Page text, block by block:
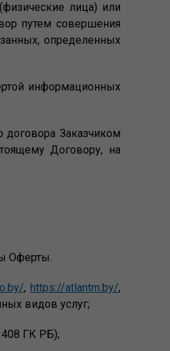
лица) или
путем совершения
определенных
информационных
договора Заказчиком
Договору, на
Оферты.
,https://atlantm.by/,
видов услуг;
408 ГК РБ);